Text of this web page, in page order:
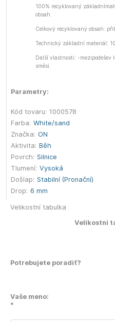
100% recyklovaný
obsah.
Celkový recyklovaný obsah:
Technický základní materiál:
Další vlastnosti: -mezipodešev
směsi.
Parametry:
Kód tovaru: 1000578
Farba: White/sand
Značka: ON
Aktivita: Běh
Povrch: Silnice
Tlumení: Vysoká
Došlap: Stabilní (Pronační)
Drop: 6 mm
Velikostní tabulka
Velikostní
Potrebujete poradiť?
Vaše meno:
*